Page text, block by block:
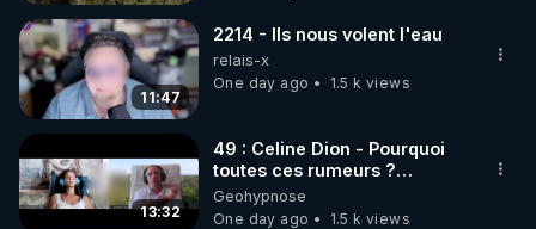
11:47
2214 - Ils nous volent l'eau
relais-x
One day ago
1.5 k views
13:32
49 : Celine Dion - Pourquoi
toutes ces rumeurs ?
Enquête sous hypnose
Geohypnose
One day ago
1.5 k views